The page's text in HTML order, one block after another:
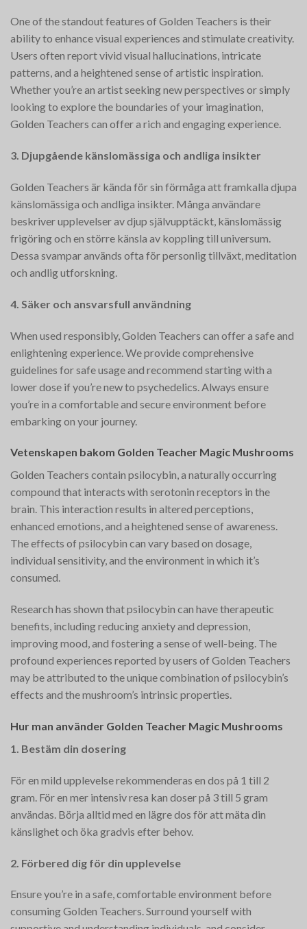
One of the standout features of Golden Teachers is their
ability to enhance visual experiences and stimulate creativity.
Users often report vivid visual hallucinations, intricate
patterns, and a heightened sense of artistic inspiration.
Whether you’re an artist seeking new perspectives or simply
looking to explore the boundaries of your imagination,
Golden Teachers can offer a rich and engaging experience.
3. Djupgående känslomässiga och andliga insikter
Golden Teachers är kända för sin förmåga att framkalla djupa
känslomässiga och andliga insikter. Många användare
beskriver upplevelser av djup självupptäckt, känslomässig
frigöring och en större känsla av koppling till universum.
Dessa svampar används ofta för personlig tillväxt, meditation
och andlig utforskning.
4. Säker och ansvarsfull användning
When used responsibly, Golden Teachers can offer a safe and
enlightening experience. We provide comprehensive
guidelines for safe usage and recommend starting with a
lower dose if you’re new to psychedelics. Always ensure
you’re in a comfortable and secure environment before
embarking on your journey.
Vetenskapen bakom Golden Teacher Magic Mushrooms
Golden Teachers contain psilocybin, a naturally occurring
compound that interacts with serotonin receptors in the
brain. This interaction results in altered perceptions,
enhanced emotions, and a heightened sense of awareness.
The effects of psilocybin can vary based on dosage,
individual sensitivity, and the environment in which it’s
consumed.
Research has shown that psilocybin can have therapeutic
benefits, including reducing anxiety and depression,
improving mood, and fostering a sense of well-being. The
profound experiences reported by users of Golden Teachers
may be attributed to the unique combination of psilocybin’s
effects and the mushroom’s intrinsic properties.
Hur man använder Golden Teacher Magic Mushrooms
1. Bestäm din dosering
För en mild upplevelse rekommenderas en dos på 1 till 2
gram. För en mer intensiv resa kan doser på 3 till 5 gram
användas. Börja alltid med en lägre dos för att mäta din
känslighet och öka gradvis efter behov.
2. Förbered dig för din upplevelse
Ensure you’re in a safe, comfortable environment before
consuming Golden Teachers. Surround yourself with